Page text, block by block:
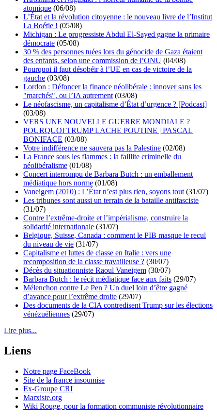
atomique (06/08)
L’État et la révolution citoyenne : le nouveau livre de l’Institut
La Boétie ! (05/08)
Michigan : Le progressiste Abdul El-Sayed gagne la primaire
démocrate (05/08)
30 % des personnes tuées lors du génocide de Gaza étaient
des enfants, selon une commission de l’ONU (04/08)
Pourquoi il faut désobéir à l’UE en cas de victoire de la
gauche (03/08)
Lordon : Défoncer la finance néolibérale : innover sans les
"marchés", ou l’IA autrement (03/08)
Le néofascisme, un capitalisme d’État d’urgence ? [Podcast]
(03/08)
VERS UNE NOUVELLE GUERRE MONDIALE ?
POURQUOI TRUMP LACHE POUTINE | PASCAL
BONIFACE (03/08)
Votre indifférence ne sauvera pas la Palestine (02/08)
La France sous les flammes : la faillite criminelle du
néolibéralisme (01/08)
Concert interrompu de Barbara Butch : un emballement
médiatique hors norme (01/08)
Vaneigem (2010) : L’État n’est plus rien, soyons tout (31/07)
Les tribunes sont aussi un terrain de la bataille antifasciste
(31/07)
Contre l’extrême-droite et l’impérialisme, construire la
solidarité internationale (31/07)
Belgique, Suisse, Canada : comment le PIB masque le recul
du niveau de vie (31/07)
Capitalisme et luttes de classe en Italie : vers une
recomposition de la classe travailleuse ? (30/07)
Décès du situationniste Raoul Vaneigem (30/07)
Barbara Butch : le récit médiatique face aux faits (29/07)
Mélenchon contre Le Pen ? Un duel loin d’être gagné
d’avance pour l’extrême droite (29/07)
Des documents de la CIA contredisent Trump sur les élections
vénézuéliennes (29/07)
Lire plus...
Liens
Notre page FaceBook
Site de la france insoumise
Ex-Groupe CRI
Marxiste.org
Wiki Rouge, pour la formation communiste révolutionnaire